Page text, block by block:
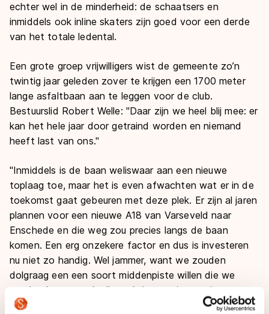
echter wel in de minderheid: de schaatsers en
inmiddels ook inline skaters zijn goed voor een derde
van het totale ledental.
Een grote groep vrijwilligers wist de gemeente zo’n
twintig jaar geleden zover te krijgen een 1700 meter
lange asfaltbaan aan te leggen voor de club.
Bestuurslid Robert Welle: "Daar zijn we heel blij mee: er
kan het hele jaar door getraind worden en niemand
heeft last van ons."
"Inmiddels is de baan weliswaar aan een nieuwe
toplaag toe, maar het is even afwachten wat er in de
toekomst gaat gebeuren met deze plek. Er zijn al jaren
plannen voor een nieuwe A18 van Varseveld naar
Enschede en die weg zou precies langs de baan
komen. Een erg onzekere factor en dus is investeren
nu niet zo handig. Wel jammer, want we zouden
dolgraag een een soort middenpiste willen die we
zouden kunnen gebruiken als instructie-terrein voor
het inline skaten. De huidige baan is daarvoor eigenlijk